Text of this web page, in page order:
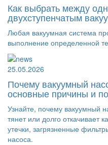
Как выбрать между
двухступенчатым
Любая вакуумная система
выполнение определенной
25.05.2026
Почему вакуумный
основные причины и
Узнайте, почему вакуумный
тянет или долго откачивает
утечки, загрязненные
насоса.